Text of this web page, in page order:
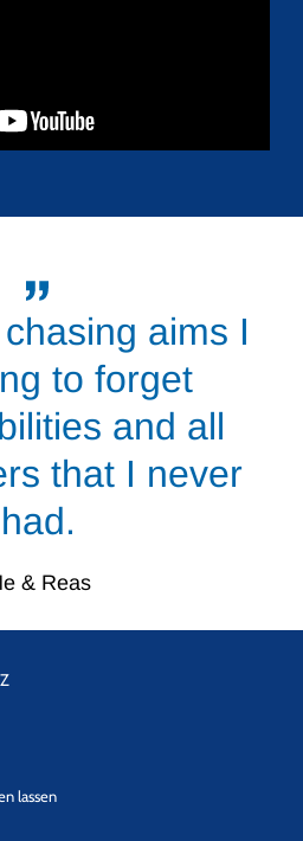
aims I
to forget
and all
that I never
had.
& Reas
lassen